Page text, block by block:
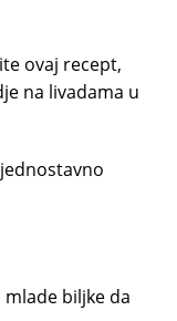
ovaj recept,
na livadama u
biljke da